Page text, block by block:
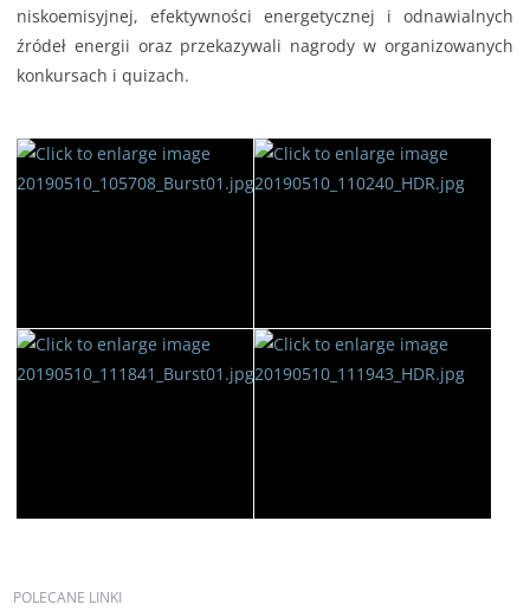
niskoemisyjnej, efektywności energetycznej i odnawialnych
źródeł energii oraz przekazywali nagrody w organizowanych
konkursach i quizach.
POLECANE LINKI